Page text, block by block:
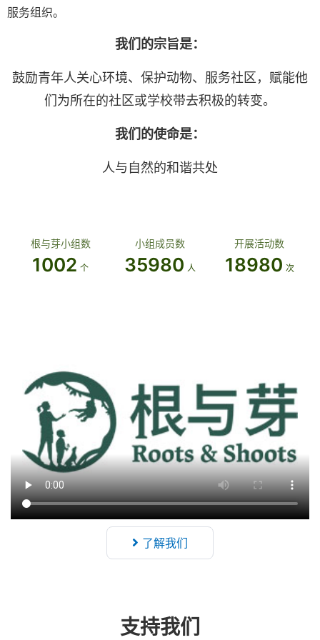
服务组织。
我们的宗旨是：
鼓励青年人关心环境、保护动物、服务社区，赋能他
们为所在的社区或学校带去积极的转变。
我们的使命是：
人与自然的和谐共处
根与芽小组数
1002 个
小组成员数
35980 人
开展活动数
18980 次
了解我们
支持我们